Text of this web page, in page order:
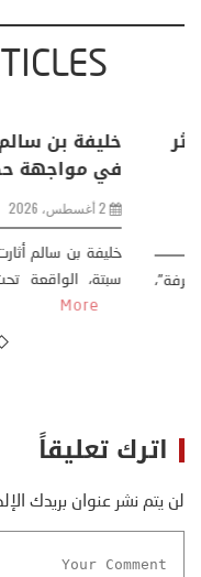
منذر بالضيافي
من ظاهرة طبيعية
مقاربة
كتب: منذر بالضيافي بدأت
منذ نهاية ثمانينات القرن
اترك تعليقاً
لن يتم نشر عنوان بريدك